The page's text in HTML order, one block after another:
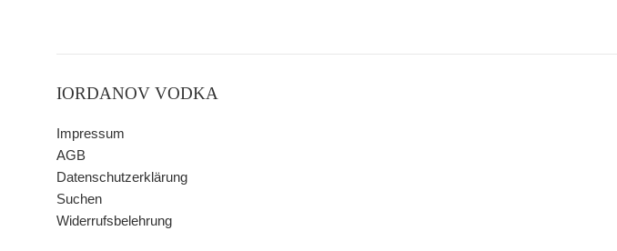
IORDANOV VODKA
Impressum
AGB
Datenschutzerklärung
Suchen
Widerrufsbelehrung